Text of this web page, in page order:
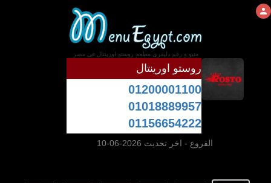
منيو و رقم دليفرى مطعم روستو اورينتال فى مصر
روستو اورينتال
01200001100
01018889957
01156654222
الفروع - اخر تحديث 2026-06-10